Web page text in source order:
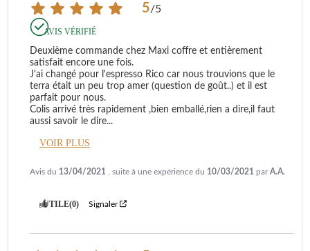
5/5
AVIS VÉRIFIÉ
Deuxième commande chez Maxi coffre et entièrement
satisfait encore une fois.
J'ai changé pour l'espresso Rico car nous trouvions que le
terra était un peu trop amer (question de goût..) et il est
parfait pour nous.
Colis arrivé très rapidement ,bien emballé,rien a dire,il faut
aussi savoir le dire...
VOIR PLUS
Avis du 13/04/2021 , suite à une expérience du 10/03/2021 parA.A.
UTILE(0) Signaler